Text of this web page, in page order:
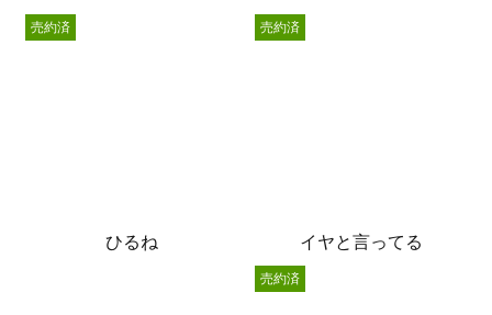
ひるね
売約済
イヤと言ってる
売約済
売約済